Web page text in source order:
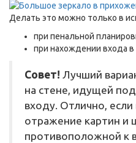
Делать это можно только в
при пенальной
при нахождении входа в
Совет! Лучший
на стене, идущей
входу. Отлично,
отражение картин и
противоположной к